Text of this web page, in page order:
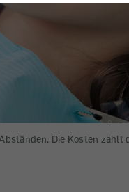
Die Kosten